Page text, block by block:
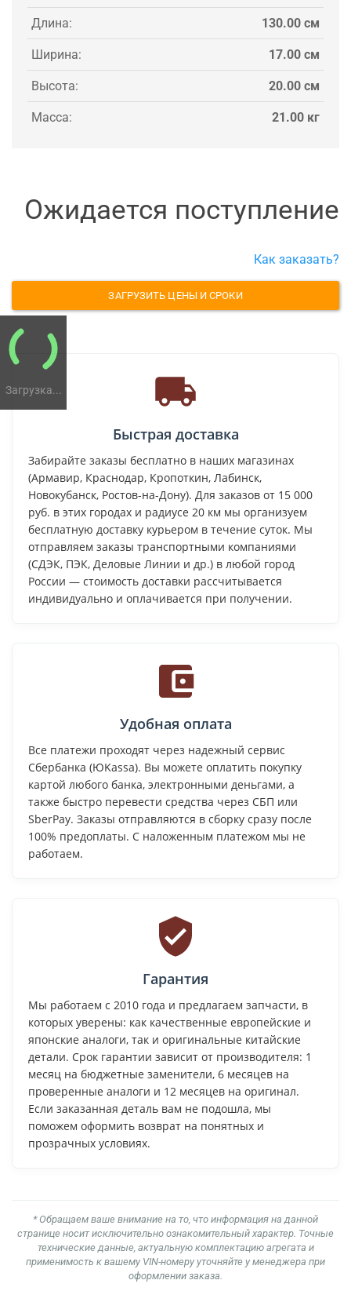
Загрузка...
Длина: 130.00 см
Ширина: 17.00 см
Высота: 20.00 см
Масса: 21.00 кг
Ожидается поступление
Как заказать?
ЗАГРУЗИТЬ ЦЕНЫ И СРОКИ
Быстрая доставка
Забирайте заказы бесплатно в наших магазинах
(Армавир, Краснодар, Кропоткин, Лабинск,
Новокубанск, Ростов-на-Дону). Для заказов от 15 000
руб. в этих городах и радиусе 20 км мы организуем
бесплатную доставку курьером в течение суток. Мы
отправляем заказы транспортными компаниями
(СДЭК, ПЭК, Деловые Линии и др.) в любой город
России — стоимость доставки рассчитывается
индивидуально и оплачивается при получении.
Удобная оплата
Все платежи проходят через надежный сервис
Сбербанка (ЮKassa). Вы можете оплатить покупку
картой любого банка, электронными деньгами, а
также быстро перевести средства через СБП или
SberPay. Заказы отправляются в сборку сразу после
100% предоплаты. С наложенным платежом мы не
работаем.
Гарантия
Мы работаем с 2010 года и предлагаем запчасти, в
которых уверены: как качественные европейские и
японские аналоги, так и оригинальные китайские
детали. Срок гарантии зависит от производителя: 1
месяц на бюджетные заменители, 6 месяцев на
проверенные аналоги и 12 месяцев на оригинал.
Если заказанная деталь вам не подошла, мы
поможем оформить возврат на понятных и
прозрачных условиях.
* Обращаем ваше внимание на то, что информация на данной
странице носит исключительно ознакомительный характер. Точные
технические данные, актуальную комплектацию агрегата и
применимость к вашему VIN-номеру уточняйте у менеджера при
оформлении заказа.